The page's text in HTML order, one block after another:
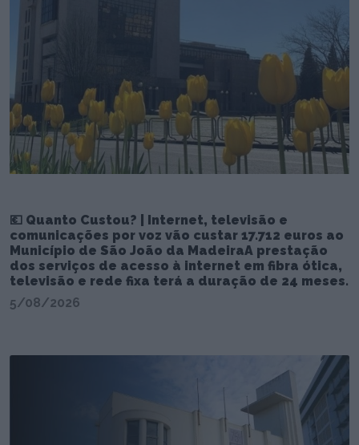
💶 Quanto Custou? | Internet, televisão e
comunicações por voz vão custar 17.712 euros ao
Município de São João da MadeiraA prestação
dos serviços de acesso à internet em fibra ótica,
televisão e rede fixa terá a duração de 24 meses.
5/08/2026